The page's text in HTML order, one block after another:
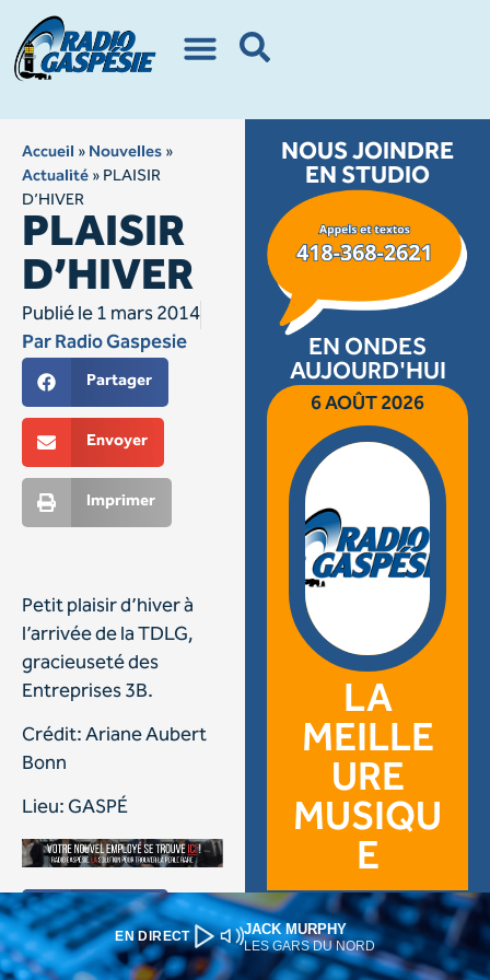
EN DIRECT JACK MURPHY
LES GARS DU NORD